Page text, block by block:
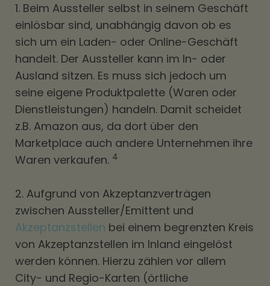
1. Beim Aussteller selbst in seinem Geschäft
einlösbar sind, unabhängig davon ob es
sich um ein Laden- oder Online-Geschäft
handelt. Der Aussteller kann im In- oder
Ausland sitzen. Es muss sich jedoch um
seine eigene Produktpalette (Waren oder
Dienstleistungen) handeln. Damit scheidet
z.B. Amazon aus, da dort über den
Marketplace auch andere Unternehmen ihre
Waren verkaufen. 4
2. Aufgrund von Akzeptanzverträgen
zwischen Aussteller/Emittent und
Akzeptanzstellen bei einem begrenzten Kreis
von Akzeptanzstellen im Inland eingelöst
werden können. Hierzu zählen vor allem
City- und Regio-Karten (örtliche